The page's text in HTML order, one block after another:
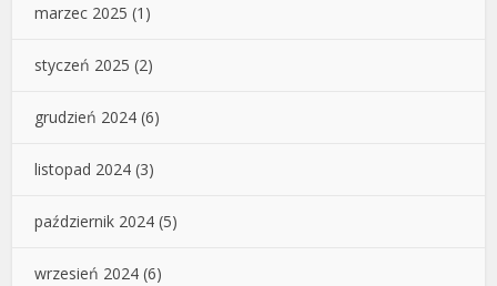
marzec 2025 (1)
styczeń 2025 (2)
grudzień 2024 (6)
listopad 2024 (3)
październik 2024 (5)
wrzesień 2024 (6)